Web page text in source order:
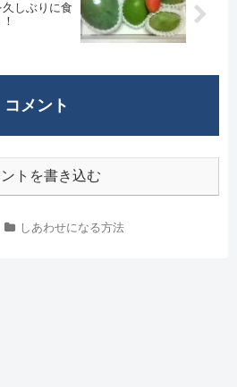
しぶりに食
コメント
トを書き込む
しあわせになる方法